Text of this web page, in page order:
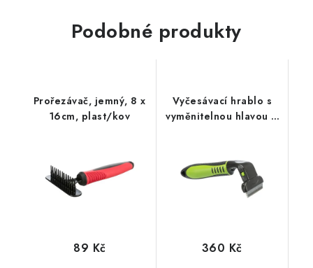
Podobné produkty
Prořezávač, jemný, 8 x
16cm, plast/kov
89 Kč
Vyčesávací hrablo s
vyměnitelnou hlavou 6
360 Kč